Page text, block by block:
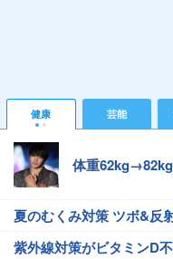
健康 芸能
体重
夏のむくみ対策 ツボ&反
紫外線対策がビタミンD